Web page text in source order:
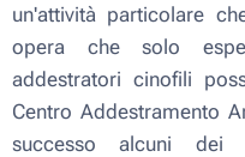
un'attività particolare
opera che solo
addestratori cinofili
Centro Addestramento
successo alcuni dei